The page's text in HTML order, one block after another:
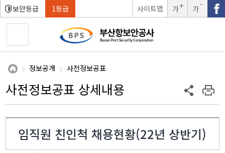
보안등급 1등급 사이트맵
가
가
사전정보공표 상세내용
정보공개 사전정보공표
임직원 친인척 채용현황(22년 상반기)